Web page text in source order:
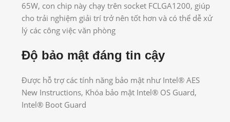
65W, con chip này chạy trên socket FCLGA1200, giúp
cho trải nghiệm giải trí trở nên tốt hơn và có thể dễ xử
lý các công việc văn phòng
Độ bảo mật đáng tin cậy
Được hỗ trợ các tính năng bảo mật như Intel® AES
New Instructions, Khóa bảo mật Intel® OS Guard,
Intel® Boot Guard